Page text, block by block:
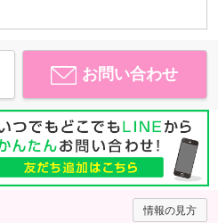
お問い合わせ
情報の見方